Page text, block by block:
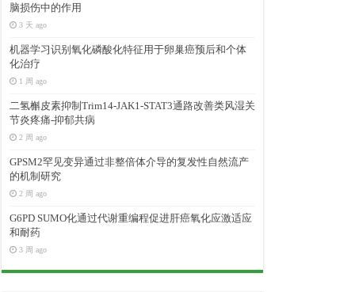
脑损伤中的作用
3 天 ago
机器学习识别氧化磷酸化特征用于卵巢癌预后和个体
化治疗
1 周 ago
二氢槲皮素抑制Trim14-JAK1-STAT3通路改善类风湿关
节炎疼痛-抑郁共病
2 周 ago
GPSM2罕见变异通过非整倍体介导的复发性自然流产
的机制研究
2 周 ago
G6PD SUMO化通过代谢重编程促进肝癌氧化应激适应
和耐药
3 周 ago